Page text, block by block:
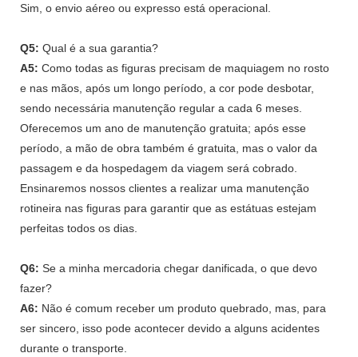
Sim, o envio aéreo ou expresso está operacional.
Q5: Qual é a sua garantia?
A5: Como todas as figuras precisam de maquiagem no rosto
e nas mãos, após um longo período, a cor pode desbotar,
sendo necessária manutenção regular a cada 6 meses.
Oferecemos um ano de manutenção gratuita; após esse
período, a mão de obra também é gratuita, mas o valor da
passagem e da hospedagem da viagem será cobrado.
Ensinaremos nossos clientes a realizar uma manutenção
rotineira nas figuras para garantir que as estátuas estejam
perfeitas todos os dias.
Q6: Se a minha mercadoria chegar danificada, o que devo
fazer?
A6: Não é comum receber um produto quebrado, mas, para
ser sincero, isso pode acontecer devido a alguns acidentes
durante o transporte.